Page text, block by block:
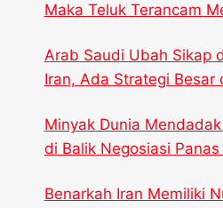
Maka Teluk Terancam
Arab Saudi Ubah Sikap
Iran, Ada Strategi Besar
Minyak Dunia
di Balik Negosiasi Panas
Benarkah Iran Memiliki